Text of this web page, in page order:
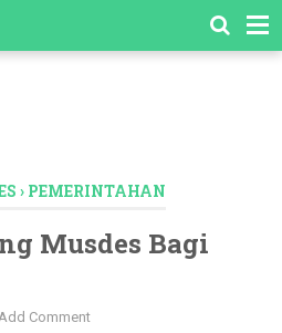
› PEMERINTAHAN
Musdes Bagi
Comment